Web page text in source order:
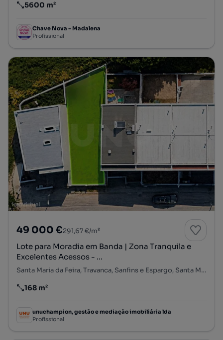
Preço por metro quadrado
5600 m²
Chave Nova - Madalena
Profissional
49 000 €291,67 €/m²
Lote para Moradia em Banda | Zona Tranquila e
Excelentes Acessos - ...
Santa Maria da Feira, Travanca, Sanfins e Espargo, Santa Maria da Feira, Aveiro
Preço por metro quadrado
168 m²
unuchampion, gestão e mediação imobiliária lda
Profissional